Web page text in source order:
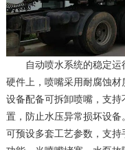
自动喷水系统的稳定运行
硬件上，喷嘴采用耐腐蚀
设备配备可拆卸喷嘴，支
置，防止水压异常损坏设备
可预设多套工艺参数，支